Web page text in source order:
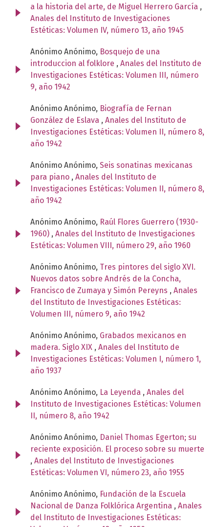
a la historia del arte, de Miguel Herrero García ,
Anales del Instituto de Investigaciones
Estéticas: Volumen IV, número 13, año 1945
Anónimo Anónimo, Bosquejo de una
introduccion al folklore , Anales del Instituto de
Investigaciones Estéticas: Volumen III, número
9, año 1942
Anónimo Anónimo, Biografía de Fernan
González de Eslava , Anales del Instituto de
Investigaciones Estéticas: Volumen II, número 8,
año 1942
Anónimo Anónimo, Seis sonatinas mexicanas
para piano , Anales del Instituto de
Investigaciones Estéticas: Volumen II, número 8,
año 1942
Anónimo Anónimo, Raúl Flores Guerrero (1930-
1960) , Anales del Instituto de Investigaciones
Estéticas: Volumen VIII, número 29, año 1960
Anónimo Anónimo, Tres pintores del siglo XVI.
Nuevos datos sobre Andrés de la Concha,
Francisco de Zumaya y Simón Pereyns , Anales
del Instituto de Investigaciones Estéticas:
Volumen III, número 9, año 1942
Anónimo Anónimo, Grabados mexicanos en
madera. Siglo XIX , Anales del Instituto de
Investigaciones Estéticas: Volumen I, número 1,
año 1937
Anónimo Anónimo, La Leyenda , Anales del
Instituto de Investigaciones Estéticas: Volumen
II, número 8, año 1942
Anónimo Anónimo, Daniel Thomas Egerton; su
reciente exposición. El proceso sobre su muerte
, Anales del Instituto de Investigaciones
Estéticas: Volumen VI, número 23, año 1955
Anónimo Anónimo, Fundación de la Escuela
Nacional de Danza Folklórica Argentina , Anales
del Instituto de Investigaciones Estéticas: